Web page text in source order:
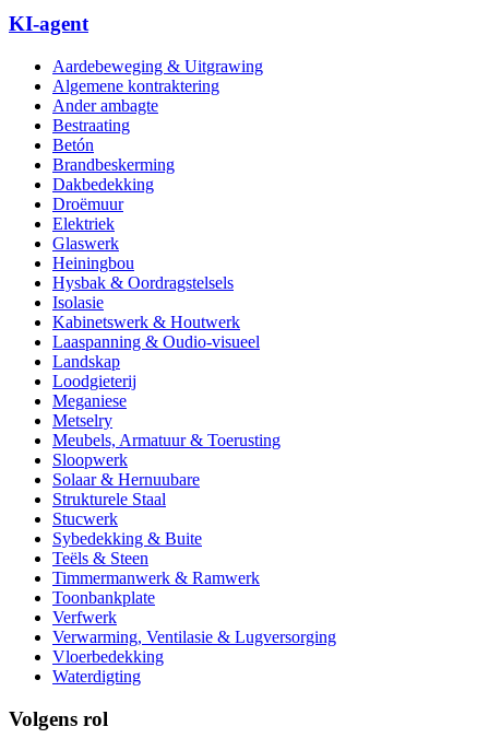
KI-agent
Aardebeweging & Uitgrawing
Algemene kontraktering
Ander ambagte
Bestraating
Betón
Brandbeskerming
Dakbedekking
Droëmuur
Elektriek
Glaswerk
Heiningbou
Hysbak & Oordragstelsels
Isolasie
Kabinetswerk & Houtwerk
Laaspanning & Oudio-visueel
Landskap
Loodgieterij
Meganiese
Metselry
Meubels, Armatuur & Toerusting
Sloopwerk
Solaar & Hernuubare
Strukturele Staal
Stucwerk
Sybedekking & Buite
Teëls & Steen
Timmermanwerk & Ramwerk
Toonbankplate
Verfwerk
Verwarming, Ventilasie & Lugversorging
Vloerbedekking
Waterdigting
Volgens rol